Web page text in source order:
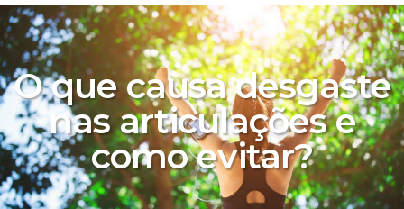
O que causa desgaste
nas articulações e
como evitar?